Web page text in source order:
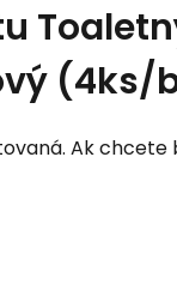
(4ks/
Ak chcete